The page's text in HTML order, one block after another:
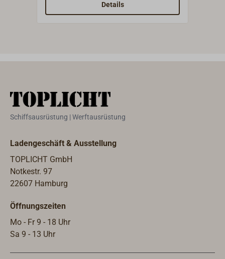
Details
Schiffsausrüstung | Werftausrüstung
Ladengeschäft & Ausstellung
TOPLICHT GmbH
Notkestr. 97
22607 Hamburg
Öffnungszeiten
Mo - Fr 9 - 18 Uhr
Sa 9 - 13 Uhr